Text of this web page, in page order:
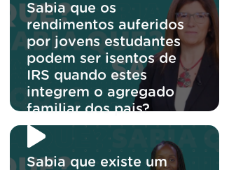
Sabia que os
rendimentos auferidos
por jovens estudantes
podem ser isentos de
IRS quando estes
integrem o agregado
familiar dos pais?
Sabia que existe um